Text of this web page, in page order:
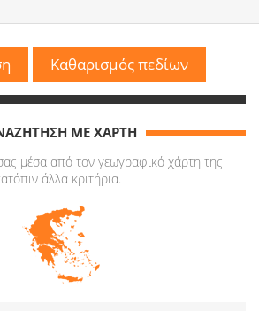
ΜΕ ΧΑΡΤΗ
μέσα από τον γεωγραφικό χάρτη της
άλλα κριτήρια.